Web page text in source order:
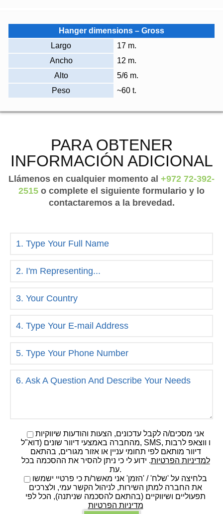
Hanger dimensions – Gross
Largo
17 m.
Ancho
12 m.
Alto
5/6 m.
Peso
~60 t.
PARA OBTENER
INFORMACIÓN ADICIONAL
Llámenos en cualquier momento al +972 72-392-
2515 o complete el siguiente formulario y lo
contactaremos a la brevedad.
אני מסכים/ה לקבל עדכונים, הצעות והודעות שיווקיות
מהחברה באמצעי דיוור שונים (דוא"ל, SMS, ו ווצאפ לרבות
דיוור מותאם לפי תחומי עניין או אזור מגורים, בהתאם
למדיניות הפרטיות. ידוע לי כי ניתן להסיר את ההסכמה בכל
עת.
בלחיצה על 'שלח' / 'הזמן' אני מאשר/ת כי פרטיי ישמשו
את החברה למתן השירות, לניהול הקשר עמי, ולצרכים
תפעוליים ושיווקיים (בהתאם להסכמה שניתנה), הכל לפי
מדיניות הפרטיות